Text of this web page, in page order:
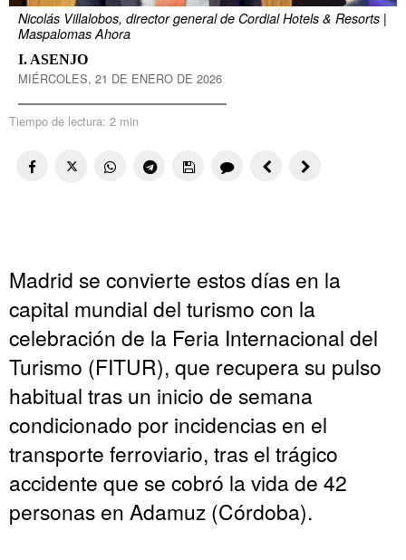
Nicolás Villalobos, director general de Cordial Hotels & Resorts |
Maspalomas Ahora
I. ASENJO
MIÉRCOLES, 21 DE ENERO DE 2026
Tiempo de lectura: 2 min
Madrid se convierte estos días en la
capital mundial del turismo con la
celebración de la Feria Internacional del
Turismo (FITUR), que recupera su pulso
habitual tras un inicio de semana
condicionado por incidencias en el
transporte ferroviario, tras el trágico
accidente que se cobró la vida de 42
personas en Adamuz (Córdoba).